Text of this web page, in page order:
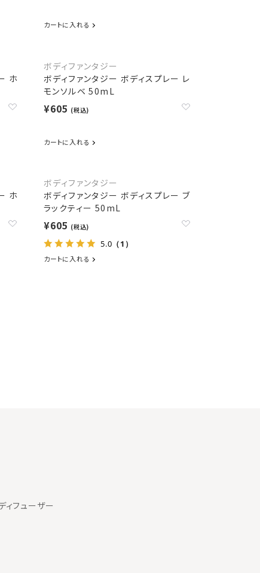
カートに入れる
ホ
ボディファンタジー
ボディファンタジー ボディスプレー レ
モンソルベ 50mL
¥605 (税込)
カートに入れる
ホ
ボディファンタジー
ボディファンタジー ボディスプレー ブ
ラックティー 50mL
¥605 (税込)
5.0 （1）
カートに入れる
ィフューザー